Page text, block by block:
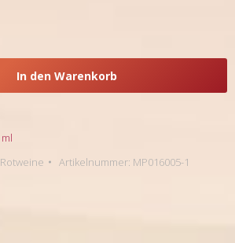
In den Warenkorb
ml
Rotweine Artikelnummer: MP016005-1